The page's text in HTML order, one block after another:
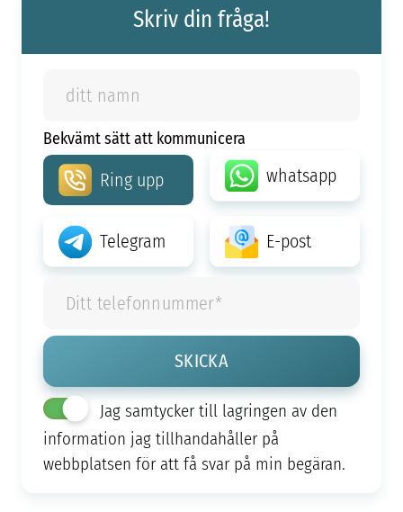
Skriv din fråga!
Bekvämt sätt att kommunicera
Ring upp whatsapp
Telegram E-post
Jag samtycker till lagringen av den
information jag tillhandahåller på
webbplatsen för att få svar på min begäran.